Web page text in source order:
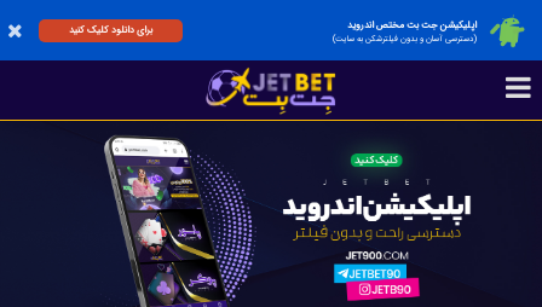
اپلیکیشن جت بت مختص اندروید
(دسترسی آسان و بدون فیلترشکن به سایت)
برای دانلود کلیک کنید